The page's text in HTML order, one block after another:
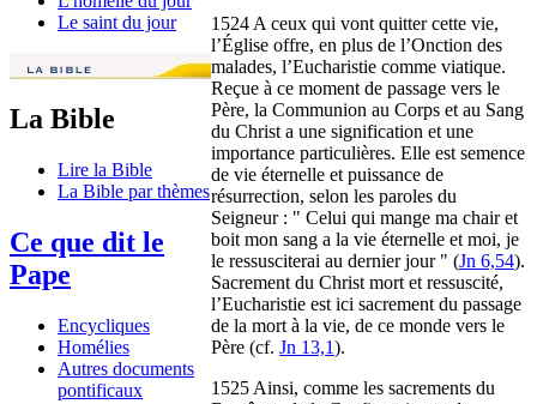
Le saint du jour
La Bible
Lire la Bible
La Bible par thèmes
Ce que dit le
Pape
Encycliques
Homélies
Autres documents
pontificaux
1524 A ceux qui vont quitter cette vie,
l’Église offre, en plus de l’Onction des
malades, l’Eucharistie comme viatique.
Reçue à ce moment de passage vers le
Père, la Communion au Corps et au Sang
du Christ a une signification et une
importance particulières. Elle est semence
de vie éternelle et puissance de
résurrection, selon les paroles du
Seigneur : " Celui qui mange ma chair et
boit mon sang a la vie éternelle et moi, je
le ressusciterai au dernier jour " (Jn 6,54).
Sacrement du Christ mort et ressuscité,
l’Eucharistie est ici sacrement du passage
de la mort à la vie, de ce monde vers le
Père (cf. Jn 13,1).
1525 Ainsi, comme les sacrements du